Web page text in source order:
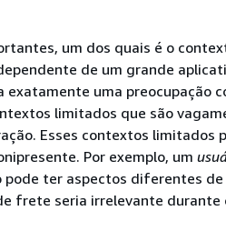
um dos quais é o
de um grande
uma preocupação
limitados que são
Esses contextos limitados
Por exemplo, um
ter aspectos diferentes de
frete seria irrelevante durante